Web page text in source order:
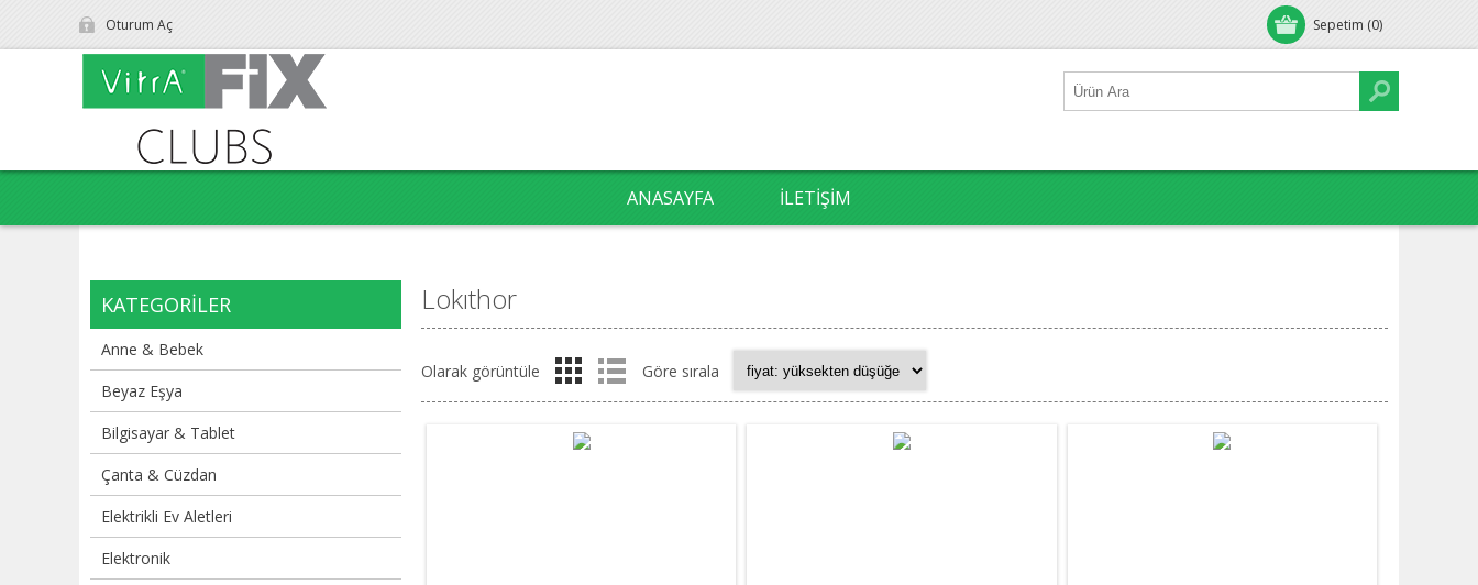
Sepetim (0)
Oturum Aç
ANASAYFA İLETIŞIM
KATEGORILER
Anne & Bebek
Beyaz Eşya
Bilgisayar & Tablet
Çanta & Cüzdan
Elektrikli Ev Aletleri
Elektronik
Lokıthor
Olarak görüntüle Göre sırala